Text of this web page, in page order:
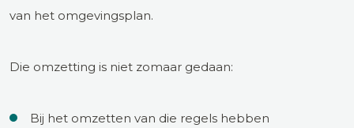
van het omgevingsplan.
Die omzetting is niet zomaar gedaan:
Bij het omzetten van die regels hebben